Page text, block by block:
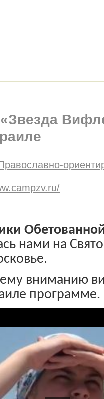
нами на
вниманию
программе.